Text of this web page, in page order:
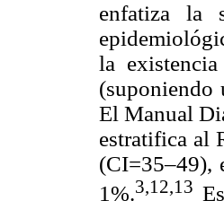
enfatiza la
la
(suponiendo
El Manual
estratifica al
(CI=35–49),
1%.3,12,13